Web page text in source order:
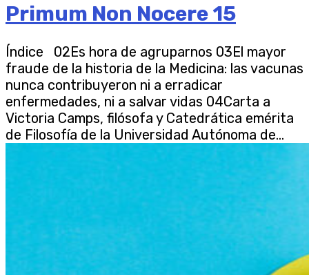
Primum Non Nocere 15
Índice 02Es hora de agruparnos 03El mayor
fraude de la historia de la Medicina: las vacunas
nunca contribuyeron ni a erradicar
enfermedades, ni a salvar vidas 04Carta a
Victoria Camps, filósofa y Catedrática emérita
de Filosofía de la Universidad Autónoma de...